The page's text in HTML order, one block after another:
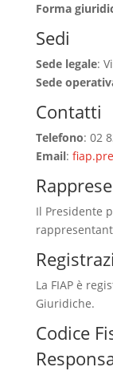
Forma
Sedi
Sede legale:
Sede
Contatti
Telefono: 02
Email:
Il Presidente
La FIAP è
Giuridiche.
Codice